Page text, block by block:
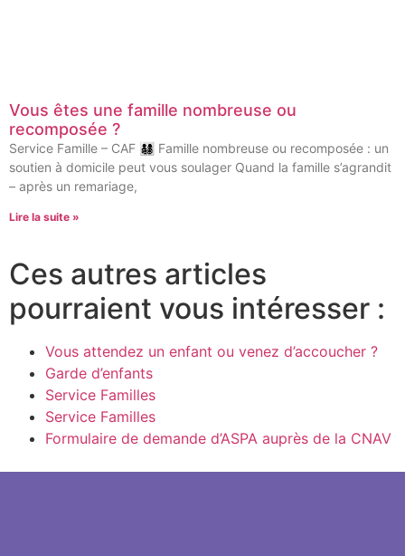
Vous êtes une famille nombreuse ou
recomposée ?
Service Famille – CAF 👨‍👩‍👧‍👦 Famille nombreuse ou recomposée : un
soutien à domicile peut vous soulager Quand la famille s’agrandit
– après un remariage,
Lire la suite »
Ces autres articles
pourraient vous intéresser :
Vous attendez un enfant ou venez d’accoucher ?
Garde d’enfants
Service Familles
Service Familles
Formulaire de demande d’ASPA auprès de la CNAV